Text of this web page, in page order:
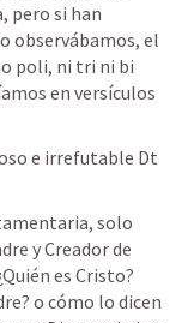
pero si han
observábamos, el
poli, ni tri ni bi
en versículos
e irrefutable Dt
solo
y Creador de
es Cristo?
o cómo lo dicen